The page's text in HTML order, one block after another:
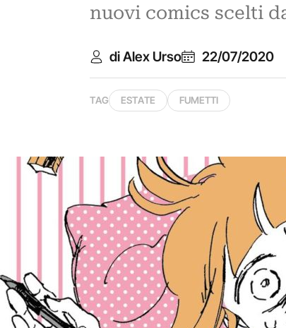
nuovi comics scelti
di Alex Urso 22/07/2020
TAG ESTATE FUMETTI